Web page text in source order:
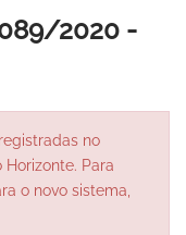
089/2020 -
no
Para
o novo sistema,